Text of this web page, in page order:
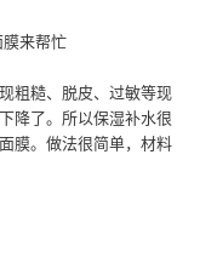
来帮忙
粗糙、脱皮、过敏等现
降了。所以保湿补水很
膜。做法很简单，材料